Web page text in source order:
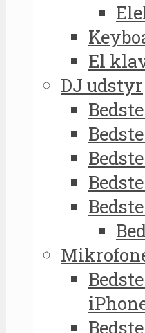
El
DJ udstyr